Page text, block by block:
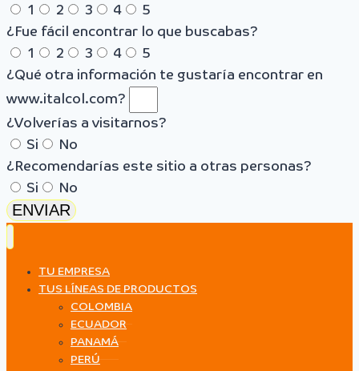
1
2 3 4
5
¿Fue fácil encontrar lo que buscabas?
1
2 3 4
5
¿Qué otra información te gustaría encontrar en
www.italcol.com?
¿Volverías a visitarnos?
Si
No
¿Recomendarías este sitio a otras personas?
Si
No
ENVIAR
TU EMPRESA
TUS LÍNEAS DE PRODUCTOS
COLOMBIA
ECUADOR
PANAMÁ
PERÚ